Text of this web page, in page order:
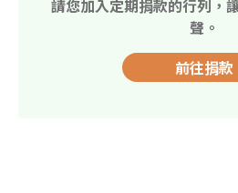
請您加入定期捐款的行列，
聲。
前往捐款